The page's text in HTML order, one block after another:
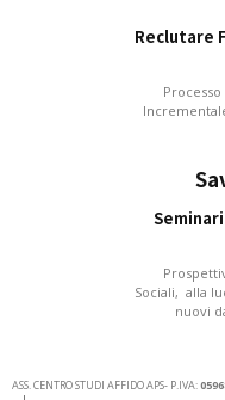
Reclutare
Sociali, alla
nuovi
ASS. CENTRO STUDI AFFIDO APS- P.IVA: